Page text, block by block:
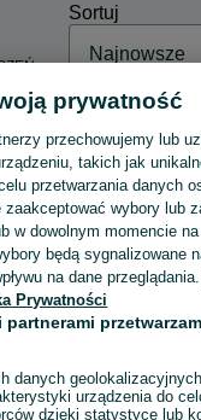
Sortuj
prywatność
przechowujemy lub
takich jak
przetwarzania danych
zaakceptować wybory lub
w dowolnym momencie
będą sygnalizowane
na dane przeglądania.
Prywatności
partnerami
danych
urządzenia do
dzięki statystyce lub